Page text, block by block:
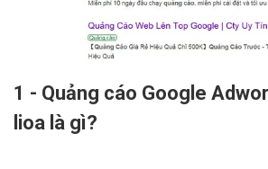
1 - Quảng cáo Google
lioa là gì?